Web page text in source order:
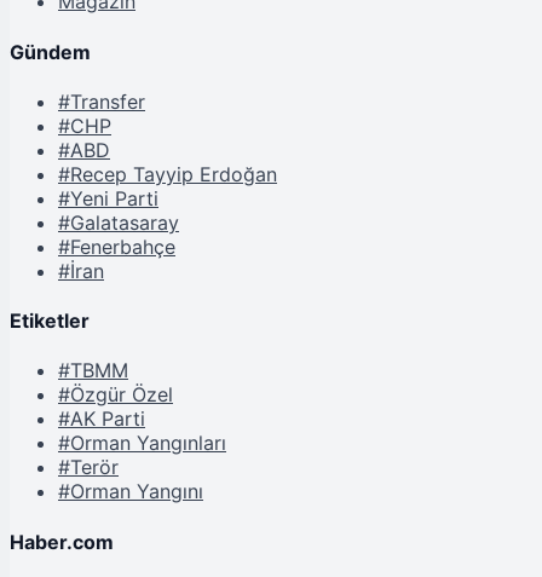
Gündem
#Transfer
#CHP
#ABD
#Recep Tayyip Erdoğan
#Yeni Parti
#Galatasaray
#Fenerbahçe
#İran
Etiketler
#TBMM
#Özgür Özel
#AK Parti
#Orman Yangınları
#Terör
#Orman Yangını
Haber.com